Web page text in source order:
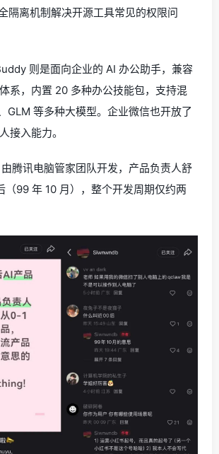
隔离机制解决开源工具常见的权限问
则是面向企业的 AI 办公助手，兼容
系，内置 20 多种办公技能包，支持混
GLM 等多种大模型。企业微信也开放了
接入能力。
腾讯电脑管家团队开发，产品负责人舒
（99 年 10 月），整个开发周期仅约两